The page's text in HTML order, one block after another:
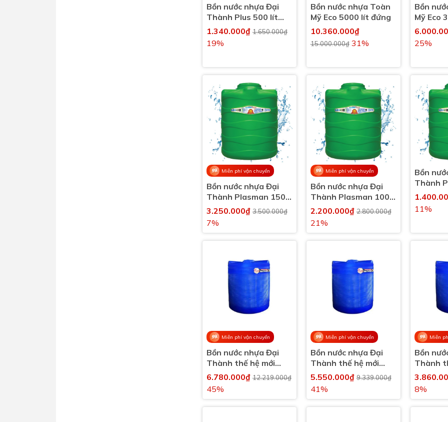
Bồn nước nhựa Đại
Thành Plus 500 lít
đứng (500l)
1.340.000₫ 1.650.000₫
19%
Bồn nước nhựa Toàn
Mỹ Eco 5000 lít đứng
10.360.000₫
15.000.000₫31%
Bồn
Mỹ Eco
25%
Miễn phí vận chuyển
Bồn nước nhựa Đại
Thành Plasman 1500
lít đứng
3.250.000₫ 3.500.000₫
7%
Miễn phí vận chuyển
Bồn nước nhựa Đại
Thành Plasman 1000
lít đứng
2.200.000₫2.800.000₫
21%
Bồn
Thành
lít đứng
11%
Miễn phí vận chuyển
Bồn nước nhựa Đại
Thành thế hệ mới
4000 lít đứng
6.780.000₫ 12.219.000₫
45%
Miễn phí vận chuyển
Bồn nước nhựa Đại
Thành thế hệ mới
3000 lít đứng
5.550.000₫9.339.000₫
41%
Miễn
Bồn
Thành
2000 lít
8%